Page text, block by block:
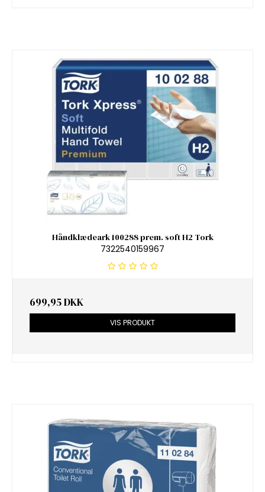
Håndklædeark 100288 prem. soft H2 Tork
7322540159967
699,95 DKK
VIS PRODUKT